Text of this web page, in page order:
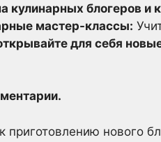
кулинарных блогеров и
мастер-классы:
для себя
приготовлению нового